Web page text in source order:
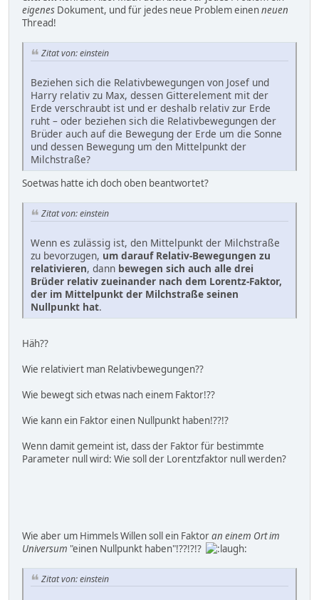
eigenes Dokument, und für jedes neue Problem einenneuen
Thread!
Zitat von: einstein
Beziehen sich die Relativbewegungen von Josef und
Harry relativ zu Max, dessen Gitterelement mit der
Erde verschraubt ist und er deshalb relativ zur Erde
ruht – oder beziehen sich die Relativbewegungen der
Brüder auch auf die Bewegung der Erde um die Sonne
und dessen Bewegung um den Mittelpunkt der
Milchstraße?
Soetwas hatte ich doch oben beantwortet?
Zitat von: einstein
Wenn es zulässig ist, den Mittelpunkt der Milchstraße
zu bevorzugen, um darauf Relativ-Bewegungen zu
relativieren, dann bewegen sich auch alle drei
Brüder relativ zueinander nach dem Lorentz-Faktor,
der im Mittelpunkt der Milchstraße seinen
Nullpunkt hat.
Häh??
Wie relativiert man Relativbewegungen??
Wie bewegt sich etwas nach einem Faktor!??
Wie kann ein Faktor einen Nullpunkt haben!??!?
Wenn damit gemeint ist, dass der Faktor für bestimmte
Parameter null wird: Wie soll der Lorentzfaktor null werden?
Wie aber um Himmels Willen soll ein Faktoran einem Ort im
Universum "einen Nullpunkt haben"!??!?!?
Zitat von: einstein